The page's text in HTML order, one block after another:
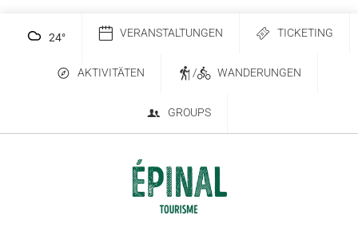
24° VERANSTALTUNGEN TICKETING
AKTIVITÄTEN / WANDERUNGEN
GROUPS